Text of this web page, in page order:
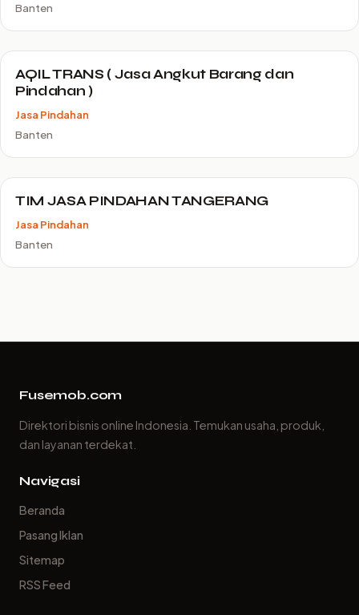
Banten
AQIL TRANS ( Jasa Angkut Barang dan
Pindahan )
Jasa Pindahan
Banten
TIM JASA PINDAHAN TANGERANG
Jasa Pindahan
Banten
Fusemob.com
Direktori bisnis online Indonesia. Temukan usaha, produk,
dan layanan terdekat.
Navigasi
Beranda
Pasang Iklan
Sitemap
RSS Feed